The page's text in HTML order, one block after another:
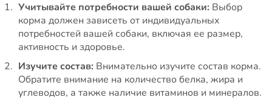
Учитывайте потребности вашей собаки: Выбор
корма должен зависеть от индивидуальных
потребностей вашей собаки, включая ее размер,
активность и здоровье.
Изучите состав: Внимательно изучите состав корма.
Обратите внимание на количество белка, жира и
углеводов, а также наличие витаминов и минералов.